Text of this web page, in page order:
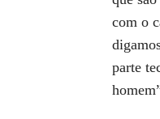
com o
parte